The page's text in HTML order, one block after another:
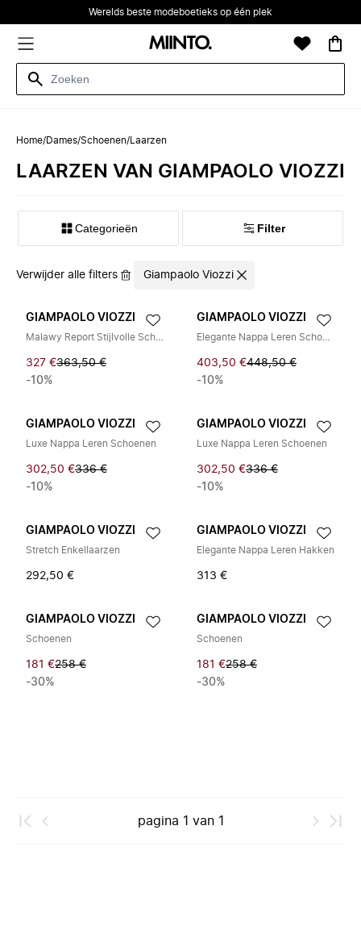
Werelds beste modeboetieks op één plek
Home/Dames/Schoenen/ Laarzen
LAARZEN VAN GIAMPAOLO VIOZZI
Categorieën Filter
Verwijder alle filters Giampaolo Viozzi
GIAMPAOLO VIOZZI
Malawy Report Stijlvolle Schoenencollectie
327 €363,50 €
-10%
GIAMPAOLO VIOZZI
Elegante Nappa Leren Schoenen
403,50 €448,50 €
-10%
GIAMPAOLO VIOZZI
Luxe Nappa Leren Schoenen
302,50 €336 €
-10%
GIAMPAOLO VIOZZI
Luxe Nappa Leren Schoenen
302,50 €336 €
-10%
GIAMPAOLO VIOZZI
Stretch Enkellaarzen
292,50 €
GIAMPAOLO VIOZZI
Elegante Nappa Leren Hakken
313 €
GIAMPAOLO VIOZZI
Schoenen
181 €258 €
-30%
GIAMPAOLO VIOZZI
Schoenen
181 €258 €
-30%
pagina 1 van 1